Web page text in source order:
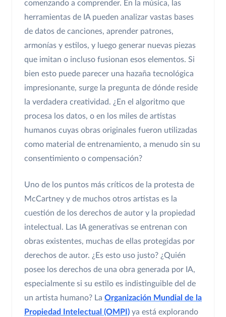
comenzando a comprender. En la música, las
herramientas de IA pueden analizar vastas bases
de datos de canciones, aprender patrones,
armonías y estilos, y luego generar nuevas piezas
que imitan o incluso fusionan esos elementos. Si
bien esto puede parecer una hazaña tecnológica
impresionante, surge la pregunta de dónde reside
la verdadera creatividad. ¿En el algoritmo que
procesa los datos, o en los miles de artistas
humanos cuyas obras originales fueron utilizadas
como material de entrenamiento, a menudo sin su
consentimiento o compensación?
Uno de los puntos más críticos de la protesta de
McCartney y de muchos otros artistas es la
cuestión de los derechos de autor y la propiedad
intelectual. Las IA generativas se entrenan con
obras existentes, muchas de ellas protegidas por
derechos de autor. ¿Es esto uso justo? ¿Quién
posee los derechos de una obra generada por IA,
especialmente si su estilo es indistinguible del de
un artista humano? La Organización Mundial de la
Propiedad Intelectual (OMPI) ya está explorando